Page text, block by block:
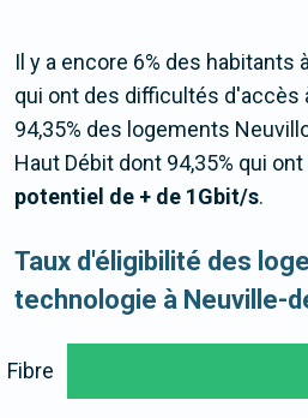
Il y a encore 6% des habitants
qui ont des difficultés d'accès
94,35% des logements
Haut Débit dont 94,35% qui
potentiel de + de 1Gbit/s.
Taux d'éligibilité des
technologie à Neuville-
Fibre